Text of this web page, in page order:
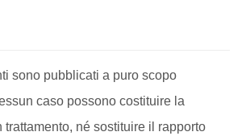
sono pubblicati a puro scopo
caso possono costituire la
trattamento, né sostituire il rapporto